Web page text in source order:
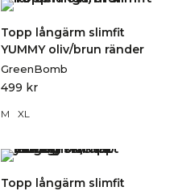
Topp långärm slimfit
YUMMY oliv/brun ränder
GreenBomb
499 kr
M XL
Topp långärm slimfit